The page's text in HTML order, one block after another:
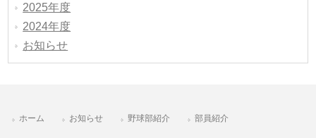
2025年度
2024年度
お知らせ
ホーム お知らせ 野球部紹介 部員紹介